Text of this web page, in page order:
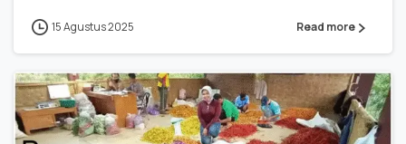
15 Agustus 2025 Read more